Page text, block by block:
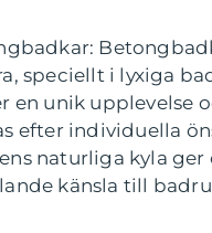
speciellt i lyxiga
en unik upplevelse
efter individuella
naturliga kyla ger
känsla till